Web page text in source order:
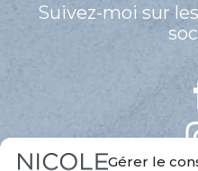
Gérer le
Suivez-moi sur